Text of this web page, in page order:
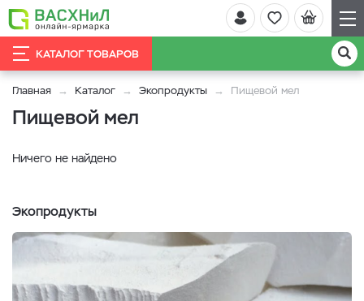
КАТАЛОГ ТОВАРОВ
Главная Каталог Экопродукты Пищевой мел
Пищевой мел
Ничего не найдено
Экопродукты